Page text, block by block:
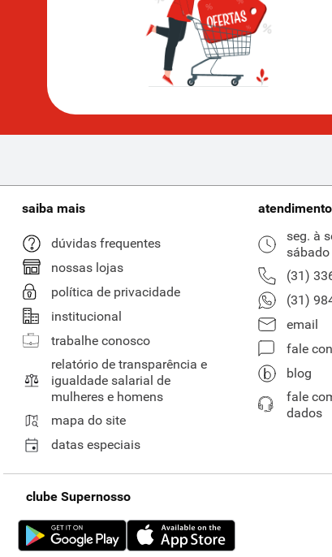
saiba mais
dúvidas frequentes
nossas lojas
política de privacidade
institucional
trabalhe conosco
relatório de transparência e
igualdade salarial de
mulheres e homens
mapa do site
datas especiais
atendimento
seg. à
sábado
(31)
(31)
email
fale
blog
fale
dados
clube Supernosso